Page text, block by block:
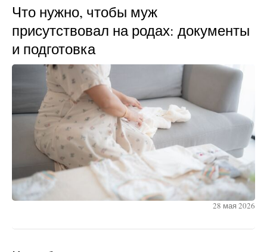
Что нужно, чтобы муж
присутствовал на родах: документы
и подготовка
28 мая 2026